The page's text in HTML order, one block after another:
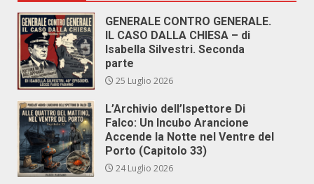
GENERALE CONTRO GENERALE.
IL CASO DALLA CHIESA – di
Isabella Silvestri. Seconda
parte
25 Luglio 2026
L’Archivio dell’Ispettore Di
Falco: Un Incubo Arancione
Accende la Notte nel Ventre del
Porto (Capitolo 33)
24 Luglio 2026